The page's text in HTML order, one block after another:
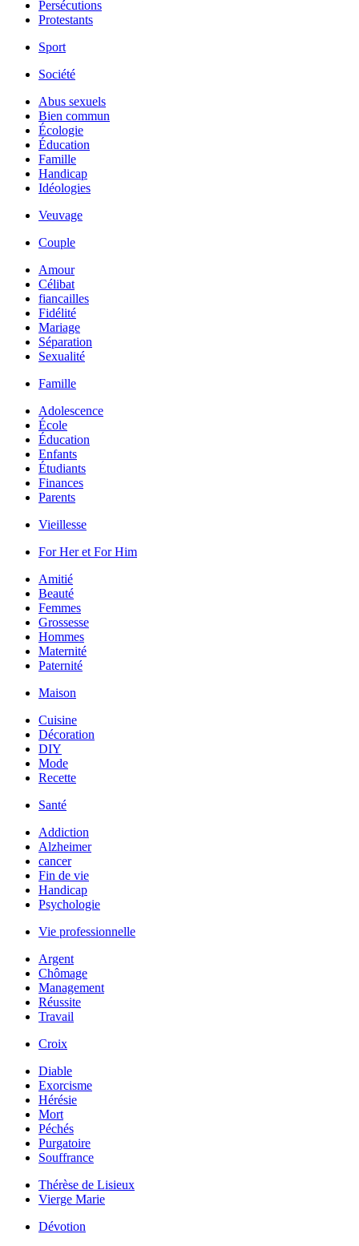
Persécutions
Protestants
Sport
Société
Abus sexuels
Bien commun
Écologie
Éducation
Famille
Handicap
Idéologies
Veuvage
Couple
Amour
Célibat
fiancailles
Fidélité
Mariage
Séparation
Sexualité
Famille
Adolescence
École
Éducation
Enfants
Étudiants
Finances
Parents
Vieillesse
For Her et For Him
Amitié
Beauté
Femmes
Grossesse
Hommes
Maternité
Paternité
Maison
Cuisine
Décoration
DIY
Mode
Recette
Santé
Addiction
Alzheimer
cancer
Fin de vie
Handicap
Psychologie
Vie professionnelle
Argent
Chômage
Management
Réussite
Travail
Croix
Diable
Exorcisme
Hérésie
Mort
Péchés
Purgatoire
Souffrance
Thérèse de Lisieux
Vierge Marie
Dévotion